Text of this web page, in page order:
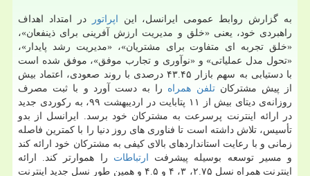
به گزارش روابط عمومی ایرانسل، این اپراتور
در امتداد اهداف
راهبردی خود، یعنی «خلق و مدیریت ارزش آفرینی برای ذینفعان»،
«خلق تجربه ای متفاوت برای مشتریان»، «مدیریت رشد پایدار»،
«تحول مدل عملیاتی» و «نوآوری و تجارب موفق»، موفق شده است
با دستیابی به سهم بازار ۴۳.۴۵ درصدی با روند صعودی، اعتماد بیش
از پیش مشترکانتلفن همراه را به دست آورد و با ثبت مصرف
روزانه‌ی دیتای بیش از ۱۱ پتابایت در اردیبهشت ۹۹، به رکوردی جدید
در ارائه اینترنت پرسرعت به مشترکان خود برسد. ایرانسل از بدو
تأسیس، تلاش داشته است تا فناوری های روز دنیا را با کمترین فاصله
زمانی و با رعایت استانداردهای بالای کیفی به مشترکان خود ارائه کند
و مسیر توسعه بوسیله پیشرفت
ارتباطات را هموارتر کند. ارائه
اینترنت همراه نسل ۲.۷۵، ۳، ۴ و ۴.۵ و همین طور نسل جدید اینترنت